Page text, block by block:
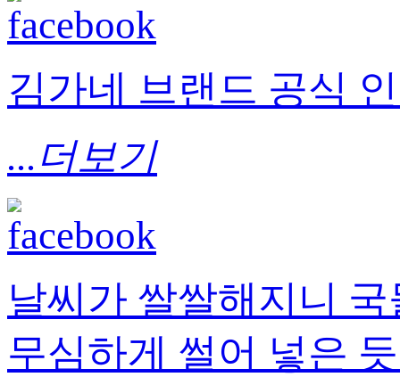
김가네 브랜드 공식
...더보기
날씨가 쌀쌀해지니
무심하게 썰어 넣은